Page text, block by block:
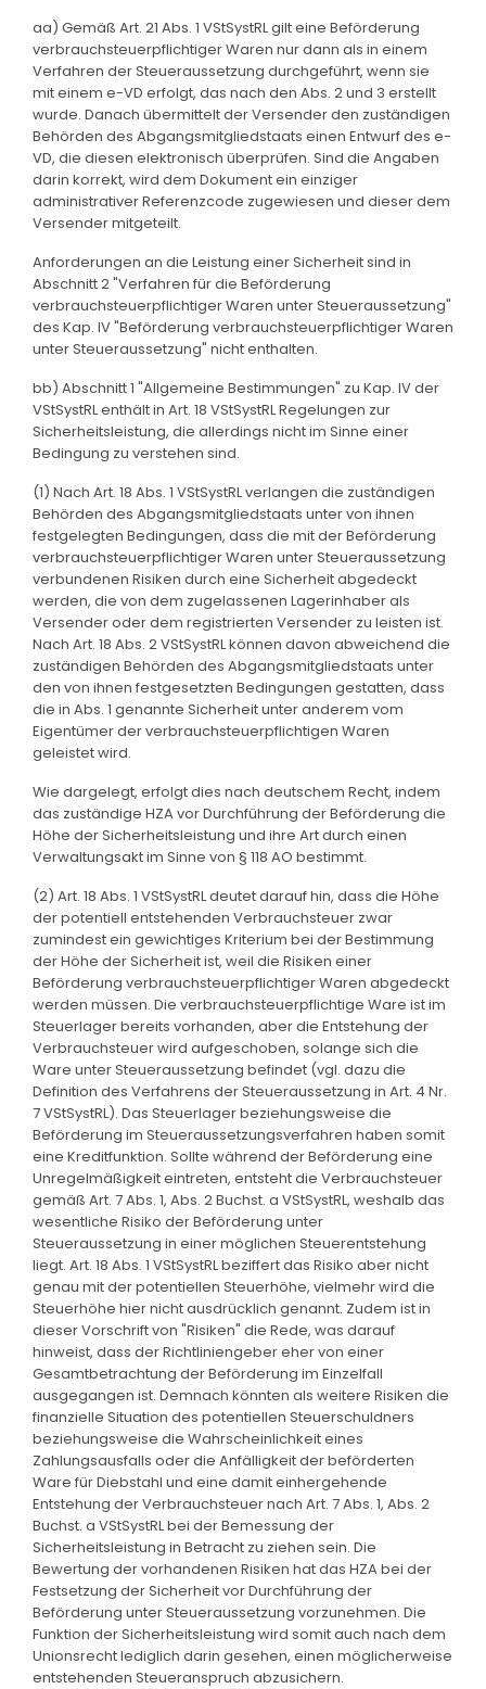
aa) Gemäß Art. 21 Abs. 1 VStSystRL gilt eine Beförderung
verbrauchsteuerpflichtiger Waren nur dann als in einem
Verfahren der Steueraussetzung durchgeführt, wenn sie
mit einem e-VD erfolgt, das nach den Abs. 2 und 3 erstellt
wurde. Danach übermittelt der Versender den zuständigen
Behörden des Abgangsmitgliedstaats einen Entwurf des e-
VD, die diesen elektronisch überprüfen. Sind die Angaben
darin korrekt, wird dem Dokument ein einziger
administrativer Referenzcode zugewiesen und dieser dem
Versender mitgeteilt.
Anforderungen an die Leistung einer Sicherheit sind in
Abschnitt 2 "Verfahren für die Beförderung
verbrauchsteuerpflichtiger Waren unter Steueraussetzung"
des Kap. IV "Beförderung verbrauchsteuerpflichtiger Waren
unter Steueraussetzung" nicht enthalten.
bb) Abschnitt 1 "Allgemeine Bestimmungen" zu Kap. IV der
VStSystRL enthält in Art. 18 VStSystRL Regelungen zur
Sicherheitsleistung, die allerdings nicht im Sinne einer
Bedingung zu verstehen sind.
(1) Nach Art. 18 Abs. 1 VStSystRL verlangen die zuständigen
Behörden des Abgangsmitgliedstaats unter von ihnen
festgelegten Bedingungen, dass die mit der Beförderung
verbrauchsteuerpflichtiger Waren unter Steueraussetzung
verbundenen Risiken durch eine Sicherheit abgedeckt
werden, die von dem zugelassenen Lagerinhaber als
Versender oder dem registrierten Versender zu leisten ist.
Nach Art. 18 Abs. 2 VStSystRL können davon abweichend die
zuständigen Behörden des Abgangsmitgliedstaats unter
den von ihnen festgesetzten Bedingungen gestatten, dass
die in Abs. 1 genannte Sicherheit unter anderem vom
Eigentümer der verbrauchsteuerpflichtigen Waren
geleistet wird.
Wie dargelegt, erfolgt dies nach deutschem Recht, indem
das zuständige HZA vor Durchführung der Beförderung die
Höhe der Sicherheitsleistung und ihre Art durch einen
Verwaltungsakt im Sinne von § 118 AO bestimmt.
(2) Art. 18 Abs. 1 VStSystRL deutet darauf hin, dass die Höhe
der potentiell entstehenden Verbrauchsteuer zwar
zumindest ein gewichtiges Kriterium bei der Bestimmung
der Höhe der Sicherheit ist, weil die Risiken einer
Beförderung verbrauchsteuerpflichtiger Waren abgedeckt
werden müssen. Die verbrauchsteuerpflichtige Ware ist im
Steuerlager bereits vorhanden, aber die Entstehung der
Verbrauchsteuer wird aufgeschoben, solange sich die
Ware unter Steueraussetzung befindet (vgl. dazu die
Definition des Verfahrens der Steueraussetzung in Art. 4 Nr.
7 VStSystRL). Das Steuerlager beziehungsweise die
Beförderung im Steueraussetzungsverfahren haben somit
eine Kreditfunktion. Sollte während der Beförderung eine
Unregelmäßigkeit eintreten, entsteht die Verbrauchsteuer
gemäß Art. 7 Abs. 1, Abs. 2 Buchst. a VStSystRL, weshalb das
wesentliche Risiko der Beförderung unter
Steueraussetzung in einer möglichen Steuerentstehung
liegt. Art. 18 Abs. 1 VStSystRL beziffert das Risiko aber nicht
genau mit der potentiellen Steuerhöhe, vielmehr wird die
Steuerhöhe hier nicht ausdrücklich genannt. Zudem ist in
dieser Vorschrift von "Risiken" die Rede, was darauf
hinweist, dass der Richtliniengeber eher von einer
Gesamtbetrachtung der Beförderung im Einzelfall
ausgegangen ist. Demnach könnten als weitere Risiken die
finanzielle Situation des potentiellen Steuerschuldners
beziehungsweise die Wahrscheinlichkeit eines
Zahlungsausfalls oder die Anfälligkeit der beförderten
Ware für Diebstahl und eine damit einhergehende
Entstehung der Verbrauchsteuer nach Art. 7 Abs. 1, Abs. 2
Buchst. a VStSystRL bei der Bemessung der
Sicherheitsleistung in Betracht zu ziehen sein. Die
Bewertung der vorhandenen Risiken hat das HZA bei der
Festsetzung der Sicherheit vor Durchführung der
Beförderung unter Steueraussetzung vorzunehmen. Die
Funktion der Sicherheitsleistung wird somit auch nach dem
Unionsrecht lediglich darin gesehen, einen möglicherweise
entstehenden Steueranspruch abzusichern.